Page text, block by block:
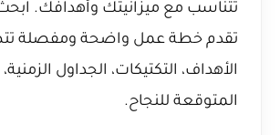
تتناسب مع ميزانيتك وأهدافك.
تقدم خطة عمل واضحة ومفصلة
الأهداف، التكتيكات، الجداول
المتوقعة للنجاح.